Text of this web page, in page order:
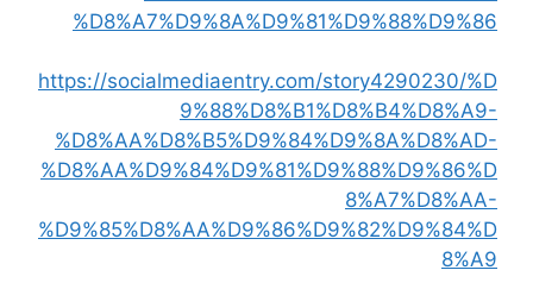
%D8%A7%D9%8A%D9%81%D9%88%D9%86
https://socialmediaentry.com/story4290230/%D
9%88%D8%B1%D8%B4%D8%A9-
%D8%AA%D8%B5%D9%84%D9%8A%D8%AD-
%D8%AA%D9%84%D9%81%D9%88%D9%86%D
8%A7%D8%AA-
%D9%85%D8%AA%D9%86%D9%82%D9%84%D
8%A9